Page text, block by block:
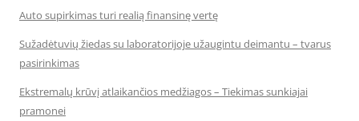
Auto supirkimas turi realią finansinę vertę
Sužadėtuvių žiedas su laboratorijoje užaugintu deimantu – tvarus
pasirinkimas
Ekstremalų krūvį atlaikančios medžiagos – Tiekimas sunkiajai
pramonei